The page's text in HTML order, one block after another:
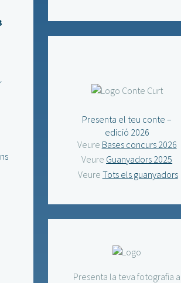
Presenta el teu conte –
edició 2026
Veure Bases concurs 2026
Veure Guanyadors 2025
Veure Tots els guanyadors
Presenta la teva fotografia a